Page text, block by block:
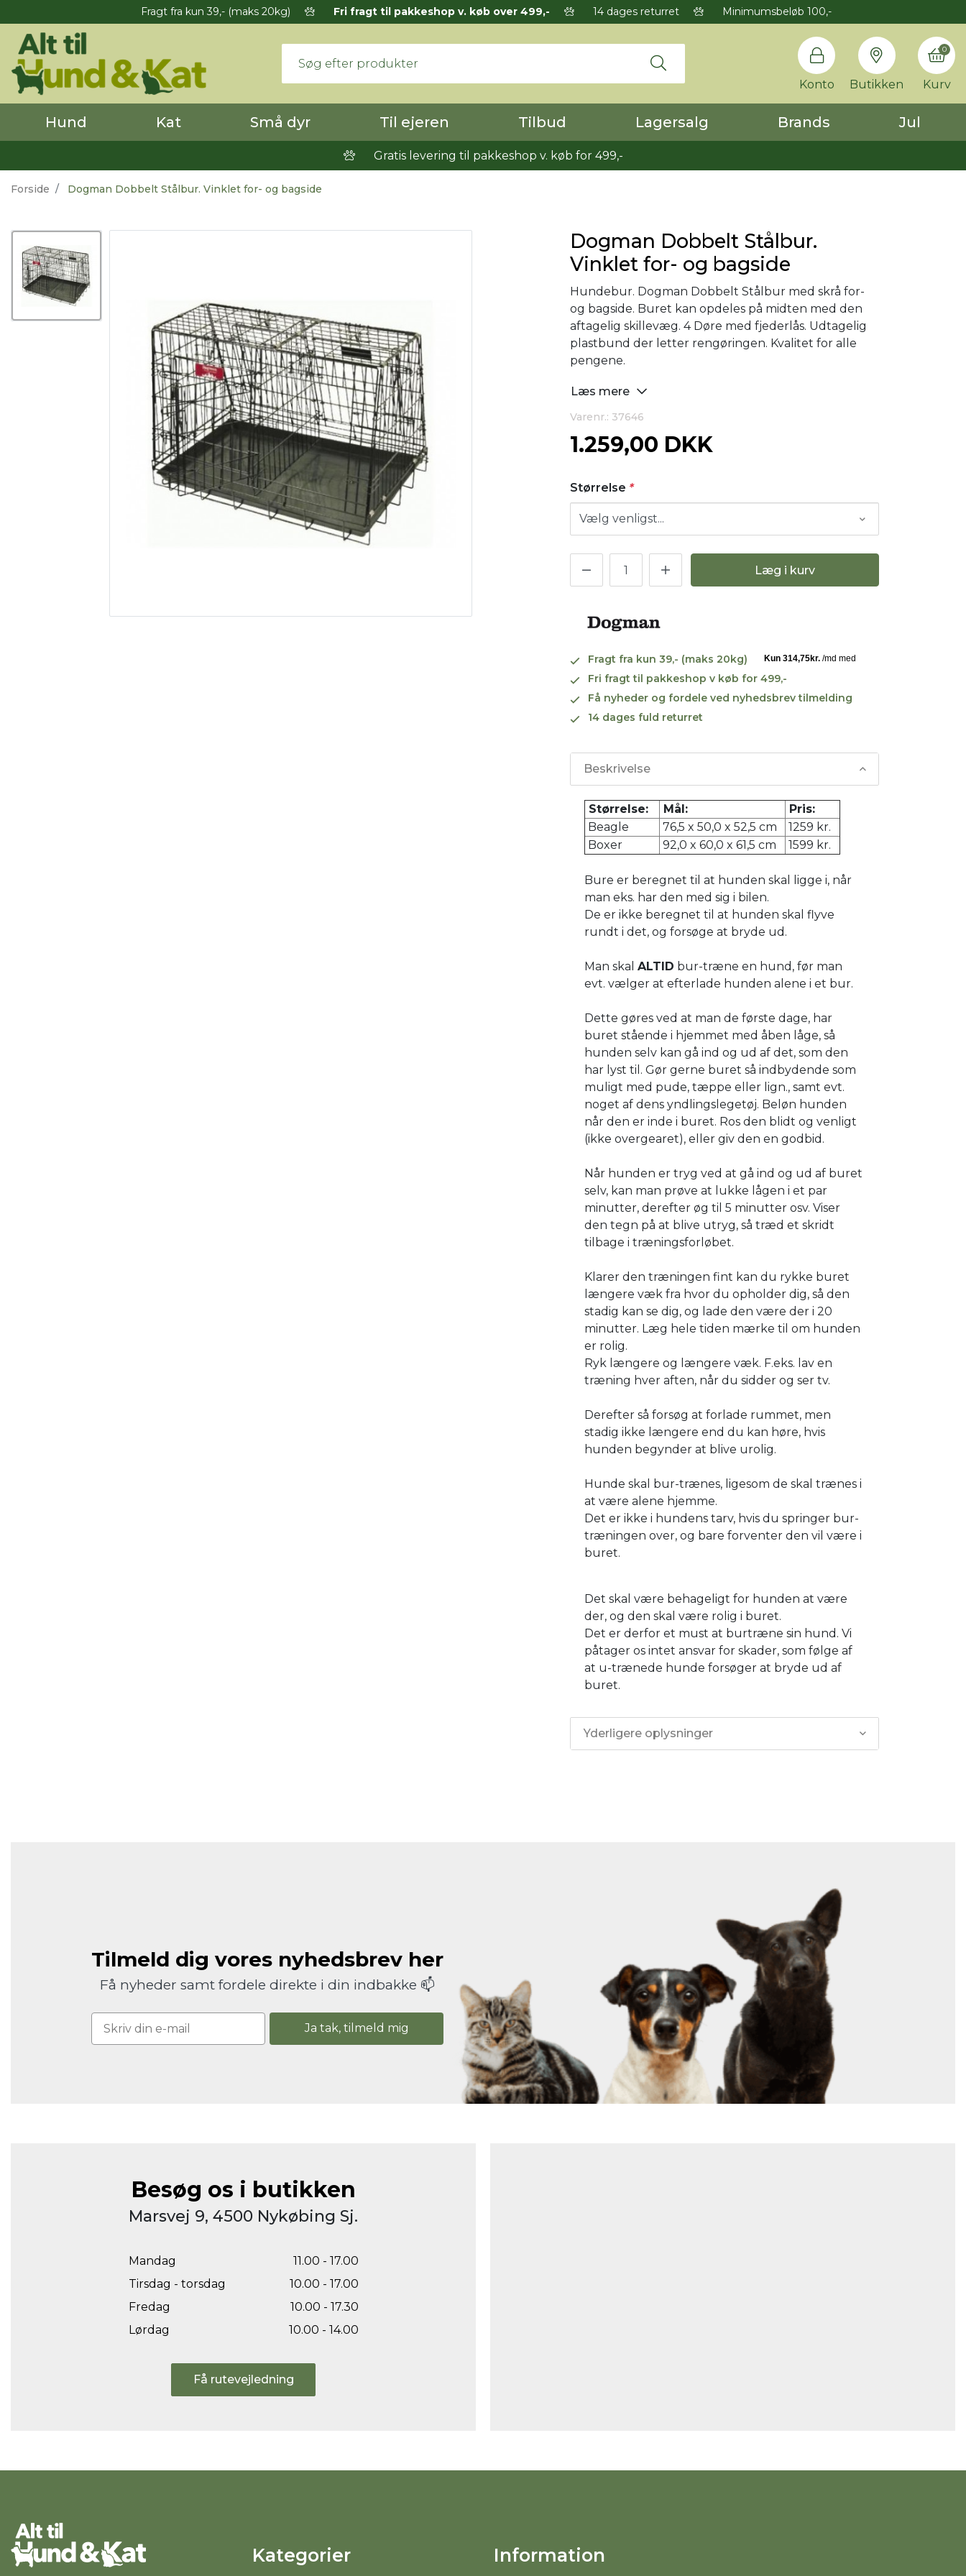
Fragt fra kun 39,- (maks 20kg) Fri fragt til pakkeshop v. køb over 499,- 14 dages returret Minimumsbeløb 100,-
Konto Butikken Kurv
0
Hund Kat Små dyr Til ejeren Tilbud Lagersalg Brands Jul
Gratis levering til pakkeshop v. køb for 499,-
Forside Dogman Dobbelt Stålbur. Vinklet for- og bagside
Dogman Dobbelt Stålbur.
Vinklet for- og bagside
Hundebur. Dogman Dobbelt Stålbur med skrå for-
og bagside. Buret kan opdeles på midten med den
aftagelig skillevæg. 4 Døre med fjederlås. Udtagelig
plastbund der letter rengøringen. Kvalitet for alle
pengene.
Læs mere
Varenr.: 37646
1.259,00 DKK
Størrelse *
Læg i kurv
Fragt fra kun 39,- (maks 20kg)
Fri fragt til pakkeshop v køb for 499,-
Få nyheder og fordele ved nyhedsbrev tilmelding
14 dages fuld returret
Beskrivelse
Størrelse: Mål:
Pris:
Beagle
76,5 x 50,0 x 52,5 cm
1259 kr.
Boxer
92,0 x 60,0 x 61,5 cm 1599 kr.
Bure er beregnet til at hunden skal ligge i, når
man eks. har den med sig i bilen.
De er ikke beregnet til at hunden skal flyve
rundt i det, og forsøge at bryde ud.
Man skal ALTID bur-træne en hund, før man
evt. vælger at efterlade hunden alene i et bur.
Dette gøres ved at man de første dage, har
buret stående i hjemmet med åben låge, så
hunden selv kan gå ind og ud af det, som den
har lyst til. Gør gerne buret så indbydende som
muligt med pude, tæppe eller lign., samt evt.
noget af dens yndlingslegetøj. Beløn hunden
når den er inde i buret. Ros den blidt og venligt
(ikke overgearet), eller giv den en godbid.
Når hunden er tryg ved at gå ind og ud af buret
selv, kan man prøve at lukke lågen i et par
minutter, derefter øg til 5 minutter osv. Viser
den tegn på at blive utryg, så træd et skridt
tilbage i træningsforløbet.
Klarer den træningen fint kan du rykke buret
længere væk fra hvor du opholder dig, så den
stadig kan se dig, og lade den være der i 20
minutter. Læg hele tiden mærke til om hunden
er rolig.
Ryk længere og længere væk. F.eks. lav en
træning hver aften, når du sidder og ser tv.
Derefter så forsøg at forlade rummet, men
stadig ikke længere end du kan høre, hvis
hunden begynder at blive urolig.
Hunde skal bur-trænes, ligesom de skal trænes i
at være alene hjemme.
Det er ikke i hundens tarv, hvis du springer bur-
træningen over, og bare forventer den vil være i
buret.
Det skal være behageligt for hunden at være
der, og den skal være rolig i buret.
Det er derfor et must at burtræne sin hund. Vi
påtager os intet ansvar for skader, som følge af
at u-trænede hunde forsøger at bryde ud af
buret.
Yderligere oplysninger
Tilmeld dig vores nyhedsbrev her
Få nyheder samt fordele direkte i din indbakke 📫
Ja tak, tilmeld mig
Besøg os i butikken
Marsvej 9, 4500 Nykøbing Sj.
Mandag
11.00 - 17.00
Tirsdag - torsdag
10.00 - 17.00
Fredag
10.00 - 17.30
Lørdag
10.00 - 14.00
Få rutevejledning
Kategorier Information